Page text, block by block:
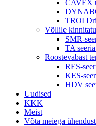
CAVEX
TROI
Võllile
SMR-
TA
Roostevabast
RES-
KES-
HDV
Uudised
KKK
Meist
Võta meiega ühendust